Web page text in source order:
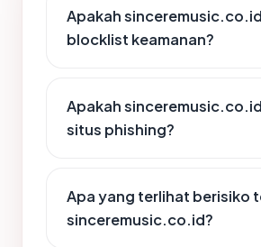
Apakah
blocklist keamanan?
Apakah
situs phishing?
Apa yang terlihat berisiko
sinceremusic.co.id?